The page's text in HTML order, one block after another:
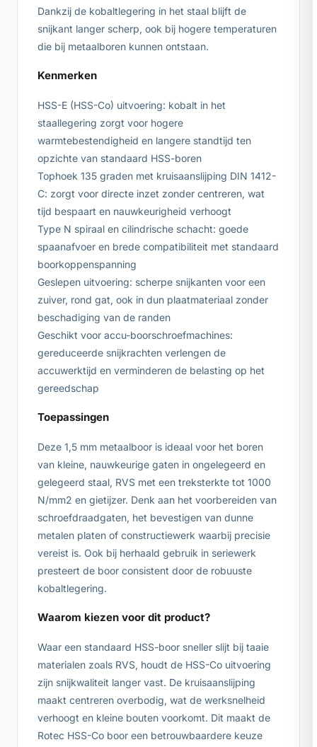
Dankzij de kobaltlegering in het staal blijft de
snijkant langer scherp, ook bij hogere temperaturen
die bij metaalboren kunnen ontstaan.
Kenmerken
HSS-E (HSS-Co) uitvoering: kobalt in het
staallegering zorgt voor hogere
warmtebestendigheid en langere standtijd ten
opzichte van standaard HSS-boren
Tophoek 135 graden met kruisaanslijping DIN 1412-
C: zorgt voor directe inzet zonder centreren, wat
tijd bespaart en nauwkeurigheid verhoogt
Type N spiraal en cilindrische schacht: goede
spaanafvoer en brede compatibiliteit met standaard
boorkoppenspanning
Geslepen uitvoering: scherpe snijkanten voor een
zuiver, rond gat, ook in dun plaatmateriaal zonder
beschadiging van de randen
Geschikt voor accu-boorschroefmachines:
gereduceerde snijkrachten verlengen de
accuwerktijd en verminderen de belasting op het
gereedschap
Toepassingen
Deze 1,5 mm metaalboor is ideaal voor het boren
van kleine, nauwkeurige gaten in ongelegeerd en
gelegeerd staal, RVS met een treksterkte tot 1000
N/mm2 en gietijzer. Denk aan het voorbereiden van
schroefdraadgaten, het bevestigen van dunne
metalen platen of constructiewerk waarbij precisie
vereist is. Ook bij herhaald gebruik in seriewerk
presteert de boor consistent door de robuuste
kobaltlegering.
Waarom kiezen voor dit product?
Waar een standaard HSS-boor sneller slijt bij taaie
materialen zoals RVS, houdt de HSS-Co uitvoering
zijn snijkwaliteit langer vast. De kruisaanslijping
maakt centreren overbodig, wat de werksnelheid
verhoogt en kleine bouten voorkomt. Dit maakt de
Rotec HSS-Co boor een betrouwbaardere keuze